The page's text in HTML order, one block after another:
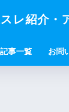
レ紹介・
事一覧 お問